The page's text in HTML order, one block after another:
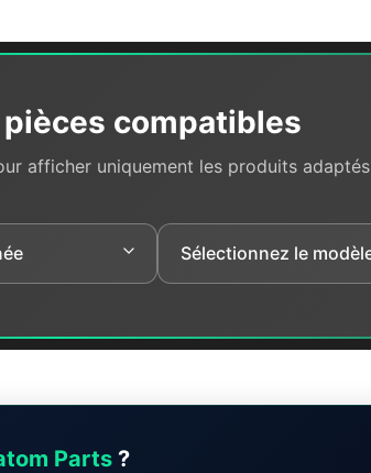
pièces compatibles
afficher uniquement les produits adaptés
Parts ?